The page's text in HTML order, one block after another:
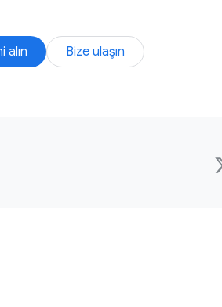
alın Bize ulaşın